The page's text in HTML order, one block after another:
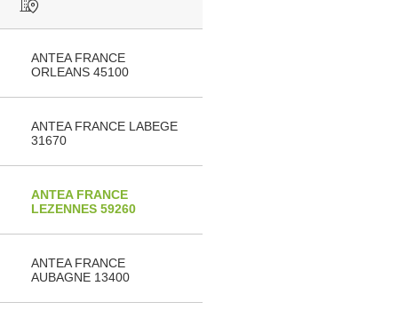
ANTEA FRANCE
ORLEANS 45100
ANTEA FRANCE LABEGE
31670
ANTEA FRANCE
LEZENNES 59260
ANTEA FRANCE
AUBAGNE 13400